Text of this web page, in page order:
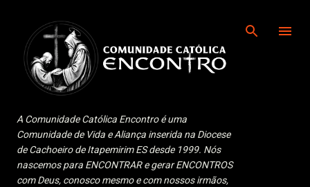
A Comunidade Católica Encontro é uma
Comunidade de Vida e Aliança inserida na Diocese
de Cachoeiro de Itapemirim ES desde 1999. Nós
nascemos para ENCONTRAR e gerar ENCONTROS
com Deus, conosco mesmo e com nossos irmãos,